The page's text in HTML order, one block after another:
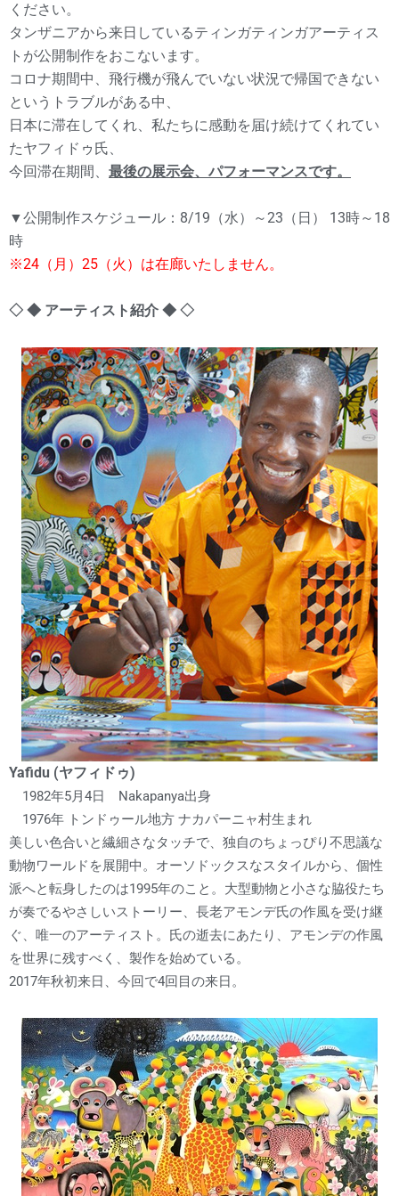
ください。
タンザニアから来日しているティンガティンガアーティス
トが公開制作をおこないます。
コロナ期間中、飛行機が飛んでいない状況で帰国できない
というトラブルがある中、
日本に滞在してくれ、私たちに感動を届け続けてくれてい
たヤフィドゥ氏、
今回滞在期間、 最後の展示会、パフォーマンスです。
▼公開制作スケジュール：8/19（水）～23（日） 13時～18
時
※24（月）25（火）は在廊いたしません。
◇ ◆ アーティスト紹介 ◆ ◇
Yafidu (ヤフィドゥ)
1982年5月4日 Nakapanya出身
1976年 トンドゥール地方 ナカパーニャ村生まれ
美しい色合いと繊細さなタッチで、独自のちょっぴり不思議な
動物ワールドを展開中。オーソドックスなスタイルから、個性
派へと転身したのは1995年のこと。大型動物と小さな脇役たち
が奏でるやさしいストーリー、長老アモンデ氏の作風を受け継
ぐ、唯一のアーティスト。氏の逝去にあたり、アモンデの作風
を世界に残すべく、製作を始めている。
2017年秋初来日、今回で4回目の来日。